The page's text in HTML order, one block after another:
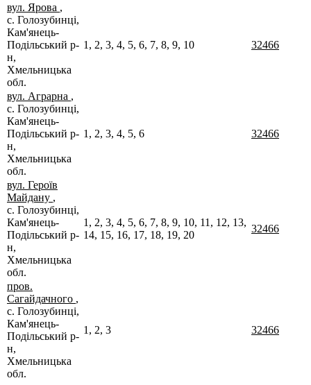
вул. Ярова ,
с. Голозубинці,
Кам'янець-
Подільський р-
н,
Хмельницька
обл.
1, 2, 3, 4, 5, 6, 7, 8, 9, 10 32466
вул. Аграрна ,
с. Голозубинці,
Кам'янець-
Подільський р-
н,
Хмельницька
обл.
1, 2, 3, 4, 5, 6 32466
вул. Героїв
Майдану ,
с. Голозубинці,
Кам'янець-
Подільський р-
н,
Хмельницька
обл.
1, 2, 3, 4, 5, 6, 7, 8, 9, 10, 11, 12, 13,
14, 15, 16, 17, 18, 19, 20
32466
пров.
Сагайдачного ,
с. Голозубинці,
Кам'янець-
Подільський р-
н,
Хмельницька
обл.
1, 2, 3 32466